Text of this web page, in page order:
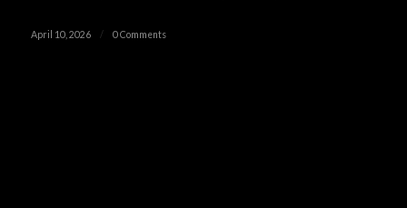
April 10, 2026 / 0 Comments